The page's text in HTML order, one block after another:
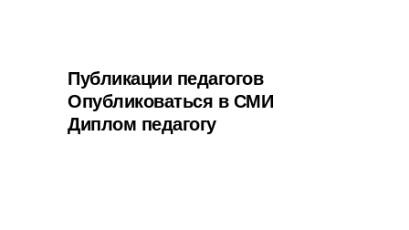
Публикации педагогов
Опубликоваться в СМИ
Диплом педагогу